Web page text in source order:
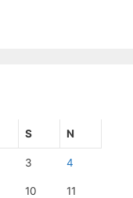
S N
3 4
10 11